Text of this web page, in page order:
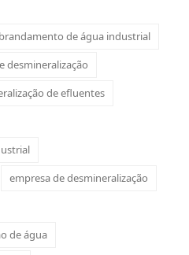
de água industrial
desmineralização
de efluentes
empresa de desmineralização
de água